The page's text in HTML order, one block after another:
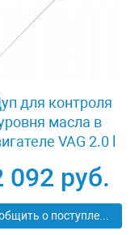
для контроля
масла в
VAG 2.0 l
FSI Jonnesway
AI050141
092 руб.
Сообщить о поступлении